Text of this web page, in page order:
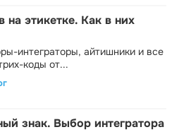
этикетке. Как в них
интеграторы, айтишники и все
коды от...
знак. Выбор интегратора